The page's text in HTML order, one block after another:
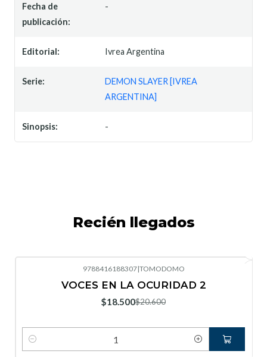
Fecha de
publicación:
-
Editorial: Ivrea Argentina
Serie:
DEMON SLAYER [IVREA
ARGENTINA]
Sinopsis: -
Recién llegados
9788416188307|TOMODOMO
VOCES EN LA OCURIDAD 2
$18.500$20.600
Cantidad